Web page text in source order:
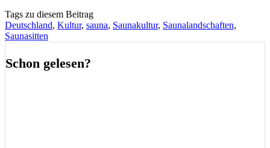
Tags zu diesem Beitrag
Deutschland, Kultur, sauna, Saunakultur, Saunalandschaften,
Saunasitten
Schon gelesen?